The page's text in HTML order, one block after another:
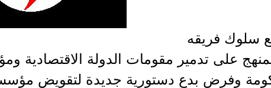
سلوك فريقه
على تدمير مقومات الدولة الاقتصادية
وفرض بدع دستورية جديدة لتقويض